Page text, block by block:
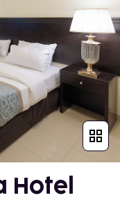
Hotel